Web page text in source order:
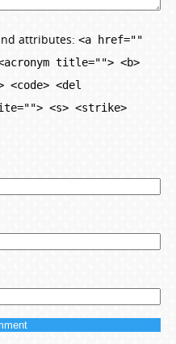
attributes: <a href=""
title=""> <b>
<del
<s> <strike>